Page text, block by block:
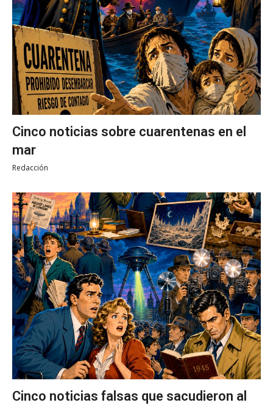
Cinco noticias sobre cuarentenas en el
mar
Redacción
Cinco noticias falsas que sacudieron al